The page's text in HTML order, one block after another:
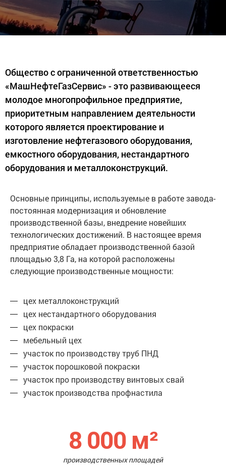
Общество с ограниченной ответственностью
«МашНефтеГазСервис» - это развивающееся
молодое многопрофильное предприятие,
приоритетным направлением деятельности
которого является проектирование и
изготовление нефтегазового оборудования,
емкостного оборудования, нестандартного
оборудования и металлоконструкций.
Основные принципы, используемые в работе завода-
постоянная модернизация и обновление
производственной базы, внедрение новейших
технологических достижений. В настоящее время
предприятие обладает производственной базой
площадью 3,8 Га, на которой расположены
следующие производственные мощности:
цех металлоконструкций
цех нестандартного оборудования
цех покраски
мебельный цех
участок по производству труб ПНД
участок порошковой покраски
участок про производству винтовых свай
участок производства профнастила
8 000 м²
производственных площадей